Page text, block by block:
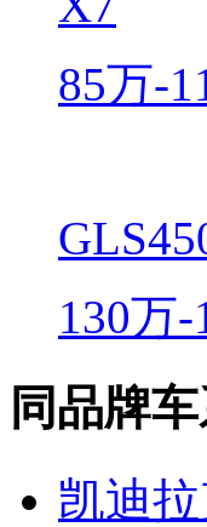
85万-
130万-
同品牌
凯迪